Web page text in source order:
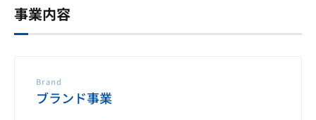
事業内容
Brand
ブランド事業